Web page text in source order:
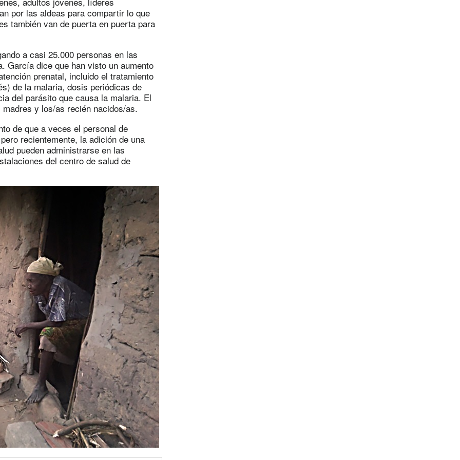
por las aldeas para compartir lo que
también van de puerta en puerta para
a casi 25.000 personas en las
García dice que han visto un aumento
prenatal, incluido el tratamiento
de la malaria, dosis periódicas de
del parásito que causa la malaria. El
y los/as recién nacidos/as.
de que a veces el personal de
recientemente, la adición de una
pueden administrarse en las
del centro de salud de